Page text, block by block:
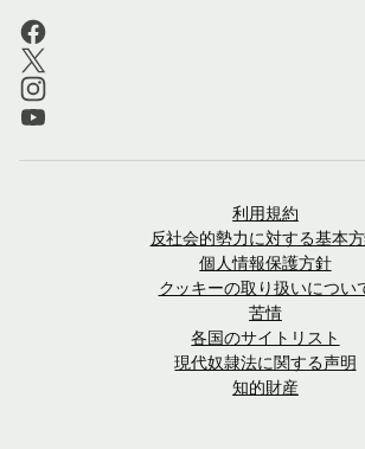
利用規約
反社会的勢力に対する基本
個人情報保護方針
クッキーの取り扱いについ
苦情
各国のサイトリスト
現代奴隷法に関する声明
知的財産